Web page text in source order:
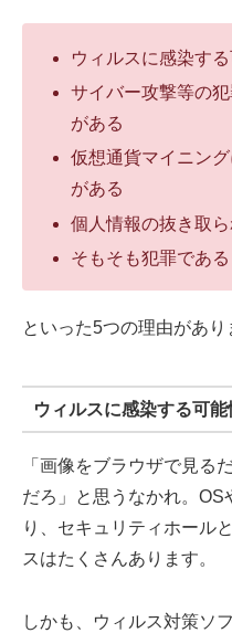
ウィルスに感染す
サイバー攻撃等の
がある
仮想通貨マイニン
がある
個人情報の抜き取
そもそも犯罪である
といった5つの理由があり
ウィルスに感染する可
「画像をブラウザで見る
だろ」と思うなかれ。
り、セキュリティホール
スはたくさんあります。
しかも、ウィルス対策ソ